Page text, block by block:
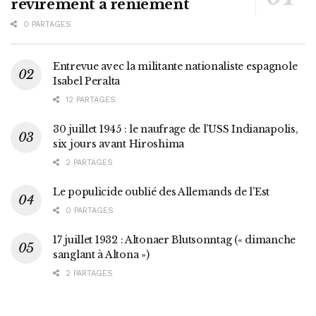
revirement à reniement
0 PARTAGES
Entrevue avec la militante nationaliste espagnole
Isabel Peralta
12 PARTAGES
30 juillet 1945 : le naufrage de l’USS Indianapolis,
six jours avant Hiroshima
2 PARTAGES
Le populicide oublié des Allemands de l’Est
0 PARTAGES
17 juillet 1932 : Altonaer Blutsonntag (« dimanche
sanglant à Altona »)
2 PARTAGES